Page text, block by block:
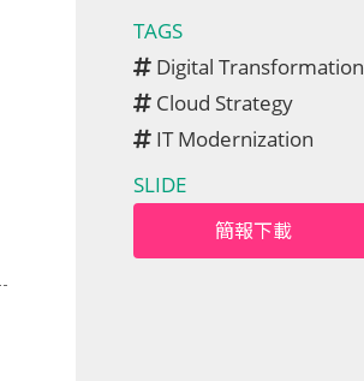
TAGS
Digital Transformation
Cloud Strategy
IT Modernization
SLIDE
簡報下載